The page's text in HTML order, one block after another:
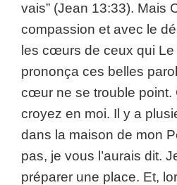
vais” (Jean 13:33). Mais
compassion et avec le
les cœurs de ceux qui Le
prononça ces belles
cœur ne se trouble point.
croyez en moi. Il y a
dans la maison de mon
pas, je vous l’aurais dit.
préparer une place. Et,